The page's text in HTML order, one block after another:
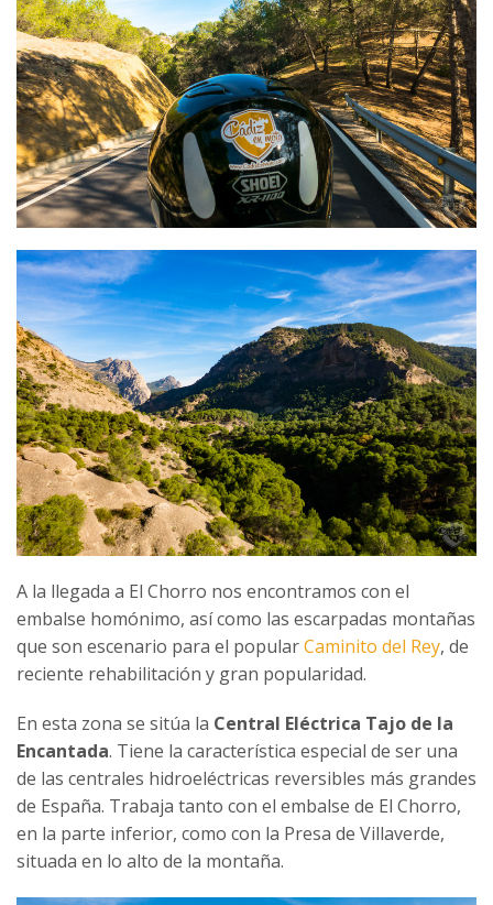
A la llegada a El Chorro nos encontramos con el
embalse homónimo, así como las escarpadas montañas
que son escenario para el popularCaminito del Rey, de
reciente rehabilitación y gran popularidad.
En esta zona se sitúa la Central Eléctrica Tajo de la
Encantada. Tiene la característica especial de ser una
de las centrales hidroeléctricas reversibles más grandes
de España. Trabaja tanto con el embalse de El Chorro,
en la parte inferior, como con la Presa de Villaverde,
situada en lo alto de la montaña.